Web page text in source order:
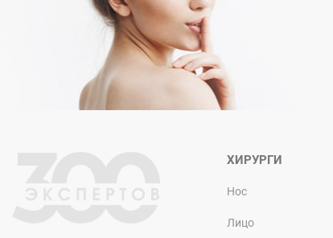
ХИРУРГИ
Нос
Лицо